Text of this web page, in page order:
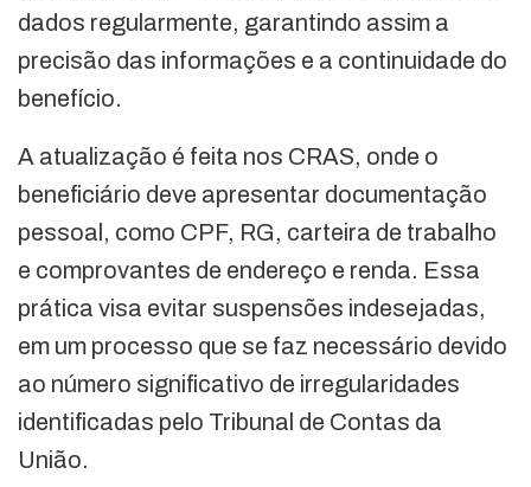
dados regularmente, garantindo assim a
precisão das informações e a continuidade do
benefício.
A atualização é feita nos CRAS, onde o
beneficiário deve apresentar documentação
pessoal, como CPF, RG, carteira de trabalho
e comprovantes de endereço e renda. Essa
prática visa evitar suspensões indesejadas,
em um processo que se faz necessário devido
ao número significativo de irregularidades
identificadas pelo Tribunal de Contas da
União.